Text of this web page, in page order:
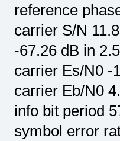
reference
carrier S/N
-67.26 dB in
carrier Es/N0 -
carrier Eb/N0
info bit period
symbol error